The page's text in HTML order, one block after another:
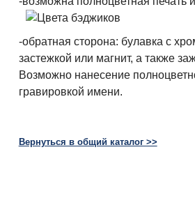
-обратная сторона: булавка с
застежкой или магнит, а также
Возможно нанесение
гравировкой имени.
Вернуться в общий каталог >>